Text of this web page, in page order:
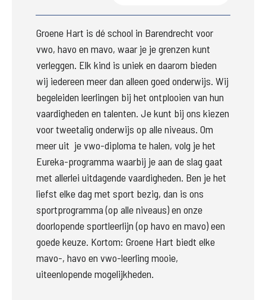
Groene Hart is dé school in Barendrecht voor
vwo, havo en mavo, waar je je grenzen kunt
verleggen. Elk kind is uniek en daarom bieden
wij iedereen meer dan alleen goed onderwijs. Wij
begeleiden leerlingen bij het ontplooien van hun
vaardigheden en talenten. Je kunt bij ons kiezen
voor tweetalig onderwijs op alle niveaus. Om
meer uit  je vwo-diploma te halen, volg je het
Eureka-programma waarbij je aan de slag gaat
met allerlei uitdagende vaardigheden. Ben je het
liefst elke dag met sport bezig, dan is ons
sportprogramma (op alle niveaus) en onze
doorlopende sportleerlijn (op havo en mavo) een
goede keuze. Kortom: Groene Hart biedt elke
mavo-, havo en vwo-leerling mooie,
uiteenlopende mogelijkheden.